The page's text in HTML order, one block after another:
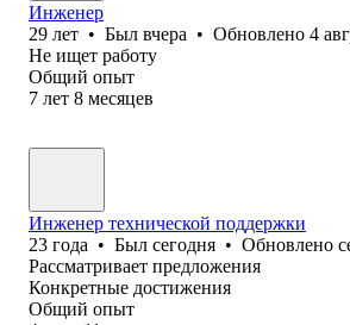
Инженер
29 лет • Был вчера • Обновлено 4
Не ищет работу
Общий опыт
7 лет 8 месяцев
Инженер технической поддержки
23 года • Был сегодня • Обновлено
Рассматривает предложения
Конкретные достижения
Общий опыт